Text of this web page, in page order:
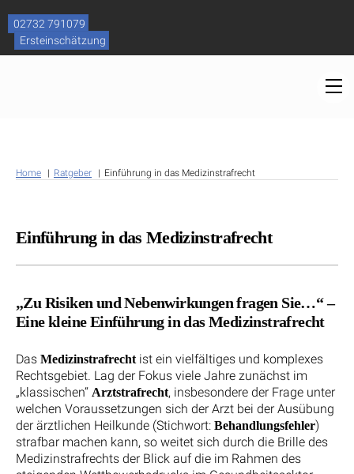
content
02732 791079
Ersteinschätzung
Home Ratgeber Einführung in das Medizinstrafrecht
Einführung in das Medizinstrafrecht
„Zu Risiken und Nebenwirkungen fragen Sie…“ –
Eine kleine Einführung in das Medizinstrafrecht
Das Medizinstrafrechtist ein vielfältiges und komplexes
Rechtsgebiet. Lag der Fokus viele Jahre zunächst im
„klassischen“ Arztstrafrecht, insbesondere der Frage unter
welchen Voraussetzungen sich der Arzt bei der Ausübung
der ärztlichen Heilkunde (Stichwort: Behandlungsfehler)
strafbar machen kann, so weitet sich durch die Brille des
Medizinstrafrechts der Blick auf die im Rahmen des